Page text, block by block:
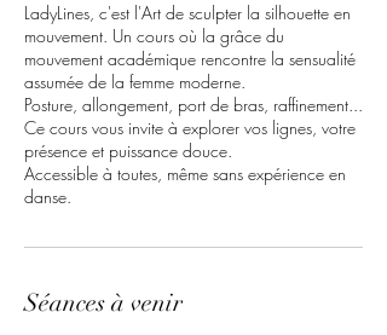
LadyLines, c'est l'Art de sculpter la silhouette en
mouvement. Un cours où la grâce du
mouvement académique rencontre la sensualité
assumée de la femme moderne.
Posture, allongement, port de bras, raffinement...
Ce cours vous invite à explorer vos lignes, votre
présence et puissance douce.
Accessible à toutes, même sans expérience en
danse.
Séances à venir